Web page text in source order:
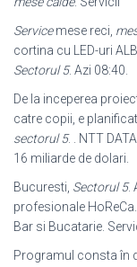
Servicemese reci,
cortina cu LED-uri
Sectorul 5. Azi 08:40.
De la inceperea
catre copii, e
sectorul 5. . NTT
16 miliarde de dolari.
Bucuresti, Sectorul 5.
profesionale HoReCa.
Bar si Bucatarie.
Programul consta în